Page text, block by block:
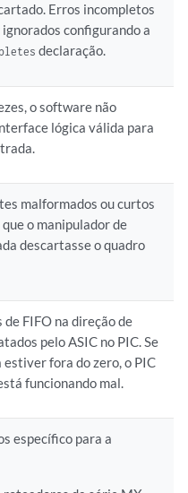
Erros incompletos
configurando a
declaração.
o software não
lógica válida para
malformados ou curtos
o manipulador de
descartasse o quadro
FIFO na direção de
pelo ASIC no PIC. Se
estiver fora do zero, o PIC
funcionando mal.
específico para a